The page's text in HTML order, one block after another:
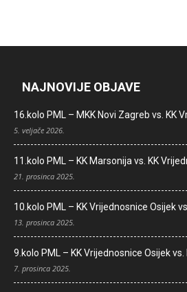
NAJNOVIJE OBJAVE
16.kolo PML – MKK Novi Zagreb vs. KK
5. veljače 2026.
11.kolo PML – KK Marsonija vs. KK
21. prosinca 2025.
10.kolo PML – KK Vrijednosnice Osijek
13. prosinca 2025.
9.kolo PML – KK Vrijednosnice Osijek vs.
7. prosinca 2025.